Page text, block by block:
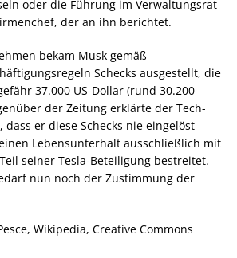
oder die Führung im Verwaltungsrat
der an ihn berichtet.
bekam Musk gemäß
Schecks ausgestellt, die
37.000 US-Dollar (rund 30.200
der Zeitung erklärte der Tech-
er diese Schecks nie eingelöst
Lebensunterhalt ausschließlich mit
seiner Tesla-Beteiligung bestreitet.
nun noch der Zustimmung der
Wikipedia, Creative Commons